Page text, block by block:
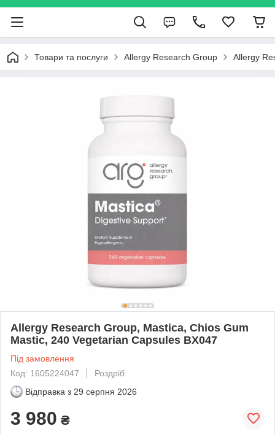
Товари та послуги Allergy Research Group Allergy
Allergy Research Group, Mastica, Chios Gum
Mastic, 240 Vegetarian Capsules BX047
Під замовлення
Код: 1605224047
Роздріб
Відправка з 29 серпня 2026
3 980 ₴